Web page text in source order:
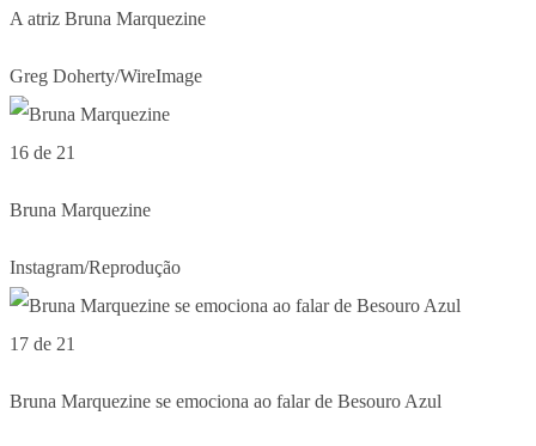
A atriz Bruna Marquezine
Greg Doherty/WireImage
16 de 21
Bruna Marquezine
Instagram/Reprodução
17 de 21
Bruna Marquezine se emociona ao falar de Besouro Azul